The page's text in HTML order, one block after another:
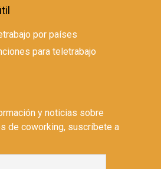
por países
para teletrabajo
y noticias sobre
de coworking, suscríbete a